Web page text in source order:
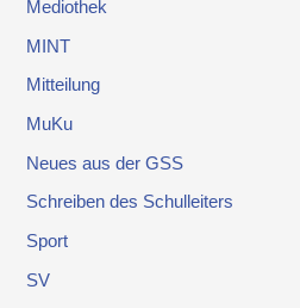
Mediothek
MINT
Mitteilung
MuKu
Neues aus der GSS
Schreiben des Schulleiters
Sport
SV